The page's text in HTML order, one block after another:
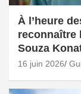
À l’heure
reconnaître
Souza
16 juin 2026